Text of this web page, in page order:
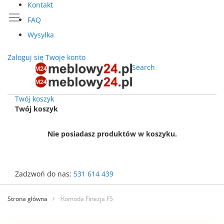
Kontakt
FAQ
Wysyłka
Zaloguj się Twoje konto
Search
Twój koszyk
Twój koszyk
Nie posiadasz produktów w koszyku.
Zadzwoń do nas: 531 614 439
Przejdź
treści
Strona główna Komoda Finezja F5